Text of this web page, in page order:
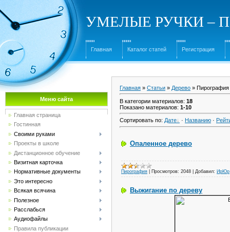
УМЕЛЫЕ РУЧКИ –
Главная Каталог статей Регистрация
Меню сайта
Главная страница
Гостинная
Своими руками
Проекты в школе
Дистанционное обучение
Визитная карточка
Нормативные документы
Это интересно
Всякая всячина
Полезное
Расслабься
Аудиофайлы
Правила публикации
Главная » Статьи » Дерево » Пирография
В категории материалов: 18
Показано материалов: 1-10
Сортировать по: Дате · Названию ·
Опаленное дерево
Пирография Просмотров: 2048 Добавил: ИрЮр
Выжигание по дереву